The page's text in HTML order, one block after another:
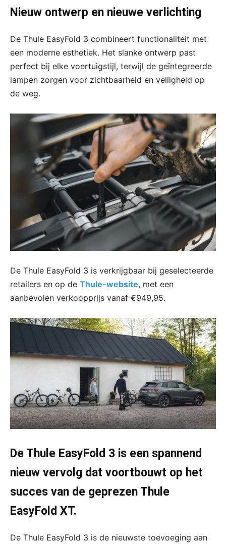
Nieuw ontwerp en nieuwe verlichting
De Thule EasyFold 3 combineert functionaliteit met
een moderne esthetiek. Het slanke ontwerp past
perfect bij elke voertuigstijl, terwijl de geïntegreerde
lampen zorgen voor zichtbaarheid en veiligheid op
de weg.
De Thule EasyFold 3 is verkrijgbaar bij geselecteerde
retailers en op de Thule-website, met een
aanbevolen verkoopprijs vanaf €949,95.
De Thule EasyFold 3 is een spannend
nieuw vervolg dat voortbouwt op het
succes van de geprezen Thule
EasyFold XT.
De Thule EasyFold 3 is de nieuwste toevoeging aan